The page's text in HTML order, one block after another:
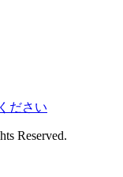
ださい
Reserved.